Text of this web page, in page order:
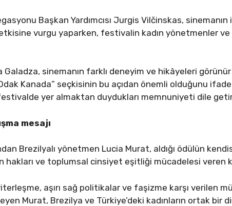
Başkan Yardımcısı Jurgis Vilčinskas,
vurgu yaparken, festivalin kadın yönetmenler ve
sinemanın farklı deneyim ve hikâyeleri görünür
Kanada” seçkisinin bu açıdan önemli olduğunu
yer almaktan duydukları memnuniyeti dile
mesajı
Brezilyalı yönetmen Lucia Murat, aldığı ödülün
hakları ve toplumsal cinsiyet eşitliği mücadelesi veren
aşırı sağ politikalar ve faşizme karşı verilen
Murat, Brezilya ve Türkiye’deki kadınların ortak bir